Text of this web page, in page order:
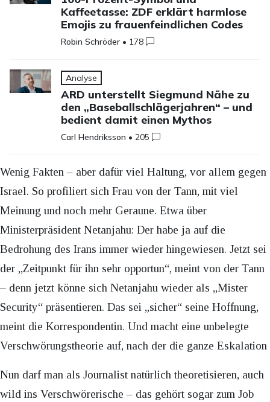
Kaffeetasse: ZDF erklärt harmlose
Emojis zu frauenfeindlichen Codes
Robin Schröder • 178
Analyse
ARD unterstellt Siegmund Nähe zu
den „Baseballschlägerjahren“ – und
bedient damit einen Mythos
Carl Hendriksson •205
Wenig Fakten – aber dafür viel Haltung, vor allem gegen
Israel. So profiliert sich Frau von der Tann, mit viel
Meinung und noch mehr Geraune. Etwa über
Ministerpräsident Netanjahu: Der habe ja auf die
Bedrohung des Irans immer wieder hingewiesen. Jetzt sei
der „Zeitpunkt für ihn sehr opportun“, meint von der Tann
– denn jetzt könne sich Netanjahu wieder als „Mister
Security“ präsentieren. Das sei „sicher“ seine Hoffnung,
meint die Korrespondentin. Und macht eine unbelegte
Verschwörungstheorie auf, nach der die ganze Eskalation
Nun darf man als Journalist natürlich theoretisieren, auch
wild ins Verschwörerische – das gehört sogar zum Job